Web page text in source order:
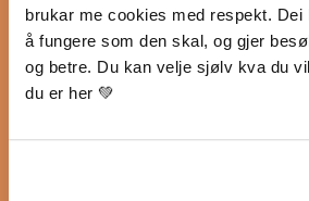
brukar me cookies med respekt. Dei
å fungere som den skal, og gjer
og betre. Du kan velje sjølv kva du
du er her 💚
held seg mjuke